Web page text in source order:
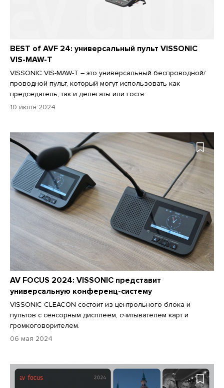
BEST of AVF 24: универсальный пульт VISSONIC
VIS-MAW-T
VISSONIC VIS-MAW-T – это универсальный беспроводной/
проводной пульт, который могут использовать как
председатель, так и делегаты или гостя.
10 июля 2024
AV FOCUS 2024: VISSONIC представит
универсальную конференц-систему
VISSONIC CLEACON состоит из центрольного блока и
пультов с сенсорным дисплеем, считывателем карт и
громкоговорителем.
06 мая 2024